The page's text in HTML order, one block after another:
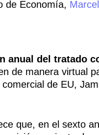
de Economía,
anual del tratado
de manera virtual
de EU,
que, en el sexto